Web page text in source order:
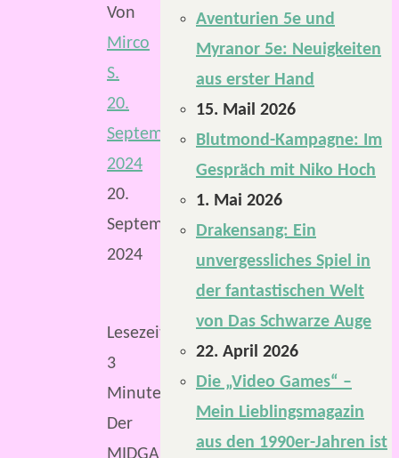
Von
Mirco
S.
20.
September
2024
20.
September
2024
Lesezeit:
3
Minuten
Der
Aventurien 5e und
Myranor 5e: Neuigkeiten
aus erster Hand
15. Mail 2026
Blutmond-Kampagne: Im
Gespräch mit Niko Hoch
1. Mai 2026
Drakensang: Ein
unvergessliches Spiel in
der fantastischen Welt
von Das Schwarze Auge
22. April 2026
Die „Video Games“ –
Mein Lieblingsmagazin
aus den 1990er-Jahren ist